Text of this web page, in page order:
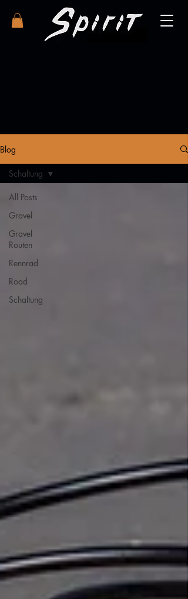
Blog
All Posts
Gravel
Gravel
Routen
Rennrad
Road
Schaltung
Schaltung